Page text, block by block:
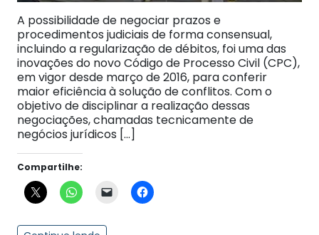
A possibilidade de negociar prazos e
procedimentos judiciais de forma consensual,
incluindo a regularização de débitos, foi uma das
inovações do novo Código de Processo Civil (CPC),
em vigor desde março de 2016, para conferir
maior eficiência à solução de conflitos. Com o
objetivo de disciplinar a realização dessas
negociações, chamadas tecnicamente de
negócios jurídicos […]
Compartilhe: